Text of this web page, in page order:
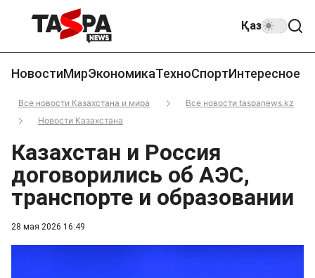
Қаз
НовостиМирЭкономикаТехноСпортИнтересное
Все новости Казахстана и мира
Все новости taspanews.kz
Новости Казахстана
28 мая 2026 16:49
Казахстан и Россия
договорились об АЭС,
транспорте и образовании